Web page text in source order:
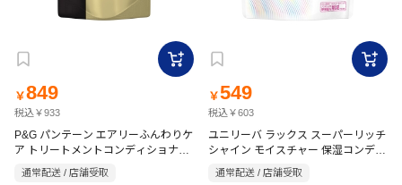
￥849
税込￥933
P&G パンテーン エアリーふんわりケ
ア トリートメントコンディショナー
詰替用 特大 860g
通常配送 / 店舗受取
￥549
税込￥603
ユニリーバ ラックス スーパーリッチ
シャイン モイスチャー 保湿コンディ
ショナー 詰替 560g
通常配送 / 店舗受取